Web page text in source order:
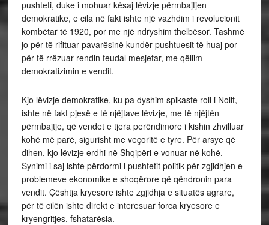
pushteti, duke i mohuar kësaj lëvizje përmbajtjen
demokratike, e cila në fakt ishte një vazhdim i revolucionit
kombëtar të 1920, por me një ndryshim thelbësor. Tashmë
jo për të rifituar pavarësinë kundër pushtuesit të huaj por
për të rrëzuar rendin feudal mesjetar, me qëllim
demokratizimin e vendit.
Kjo lëvizje demokratike, ku pa dyshim spikaste roli i Nolit,
ishte në fakt pjesë e të njëjtave lëvizje, me të njëjtën
përmbajtje, që vendet e tjera perëndimore i kishin zhvilluar
kohë më parë, sigurisht me veçoritë e tyre. Për arsye që
dihen, kjo lëvizje erdhi në Shqipëri e vonuar në kohë.
Synimi i saj ishte përdormi i pushtetit politik për zgjidhjen e
problemeve ekonomike e shoqërore që qëndronin para
vendit. Çështja kryesore ishte zgjidhja e situatës agrare,
për të cilën ishte direkt e interesuar forca kryesore e
kryengritjes, fshatarësia.